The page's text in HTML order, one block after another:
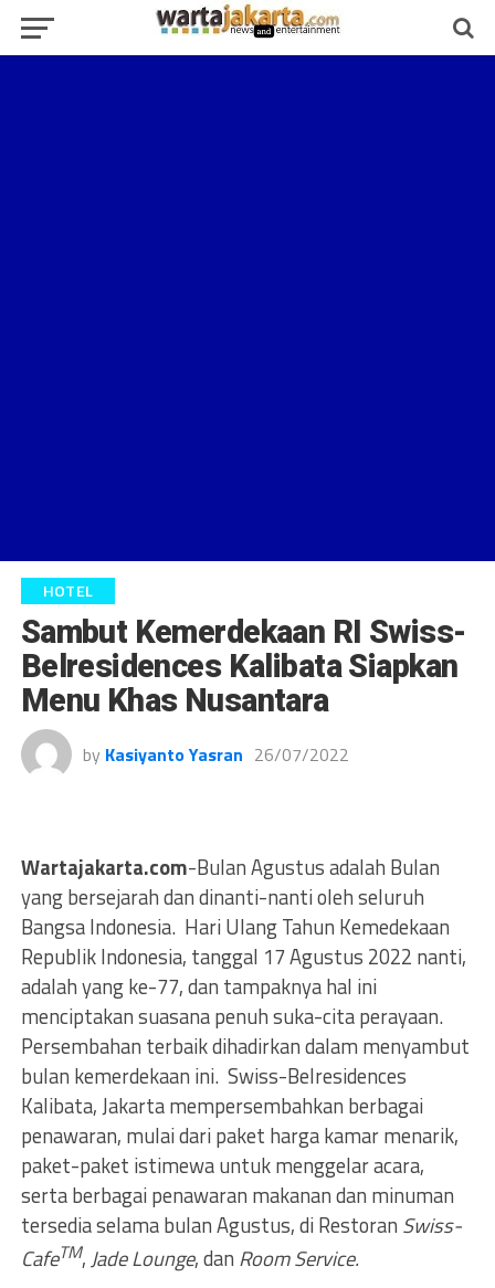
HOTEL
Sambut Kemerdekaan RI Swiss-
Belresidences Kalibata Siapkan
Menu Khas Nusantara
by Kasiyanto Yasran 26/07/2022
Wartajakarta.com-Bulan Agustus adalah Bulan
yang bersejarah dan dinanti-nanti oleh seluruh
Bangsa Indonesia. Hari Ulang Tahun Kemedekaan
Republik Indonesia, tanggal 17 Agustus 2022 nanti,
adalah yang ke-77, dan tampaknya hal ini
menciptakan suasana penuh suka-cita perayaan.
Persembahan terbaik dihadirkan dalam menyambut
bulan kemerdekaan ini. Swiss-Belresidences
Kalibata, Jakarta mempersembahkan berbagai
penawaran, mulai dari paket harga kamar menarik,
paket-paket istimewa untuk menggelar acara,
serta berbagai penawaran makanan dan minuman
tersedia selama bulan Agustus, di Restoran Swiss-
CafeTM,Jade Lounge, dan Room Service.